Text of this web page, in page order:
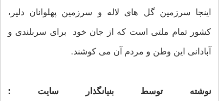
اینجا سرزمین گل های لاله و سرزمین پهلوانان دلیر،
کشور تمام ملتی است که از جان خود برای سربلندی و
آبادانی این وطن و مردم آن می کوشند.
نوشته توسط بنیانگذار سایت :